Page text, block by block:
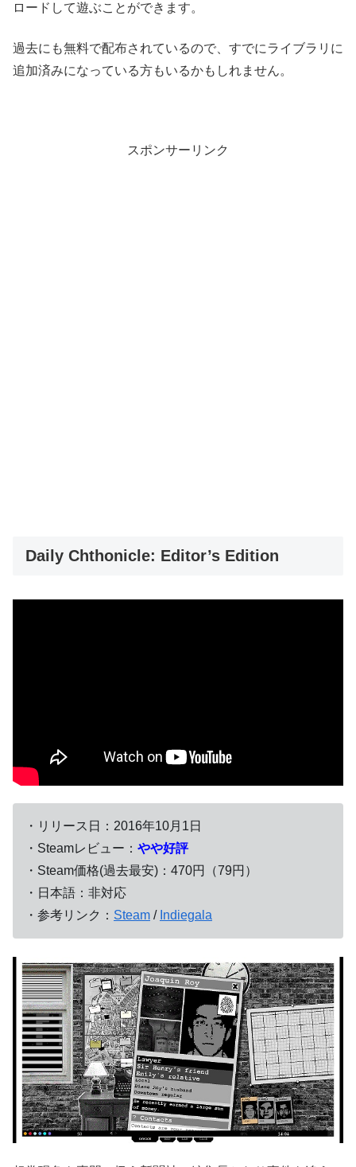
ロードして遊ぶことができます。
過去にも無料で配布されているので、すでにライブラリに
追加済みになっている方もいるかもしれません。
スポンサーリンク
Daily Chthonicle: Editor’s Edition
・リリース日：2016年10月1日
・Steamレビュー： やや好評
・Steam価格(過去最安)：470円（79円）
・日本語：非対応
・参考リンク： Steam / Indiegala